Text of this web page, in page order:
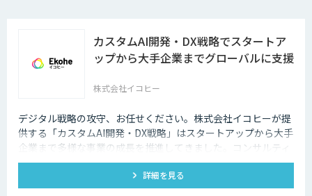
カスタムAI開発・DX戦略でスタートア
ップから大手企業までグローバルに支援
株式会社イコヒー
デジタル戦略の攻守、お任せください。株式会社イコヒーが提
供する「カスタムAI開発・DX戦略」はスタートアップから大手
企業まで多様な事業の成長を推進してきました。コンサルティ
ングから開発、データ基盤構築まで、ワンストップで支援しま
詳細を見る